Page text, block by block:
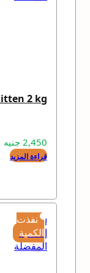
2 kg
2,450 جنيه
قراءة المزيد
نفذت
الكمية
إضافة
إلى
المفضلة